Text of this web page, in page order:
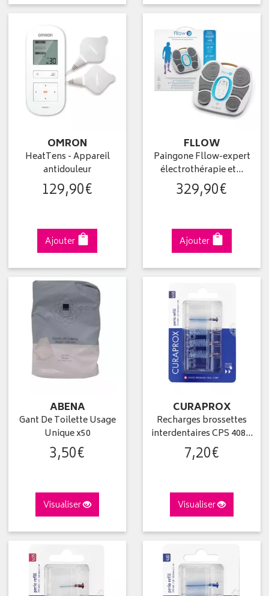
OMRON
HeatTens - Appareil
antidouleur
129,90€
Ajouter
FLLOW
Paingone Fllow-expert
électrothérapie et…
329,90€
Ajouter
ABENA
Gant De Toilette Usage
Unique x50
3,50€
Visualiser
CURAPROX
Recharges brossettes
interdentaires CPS 408…
7,20€
Visualiser